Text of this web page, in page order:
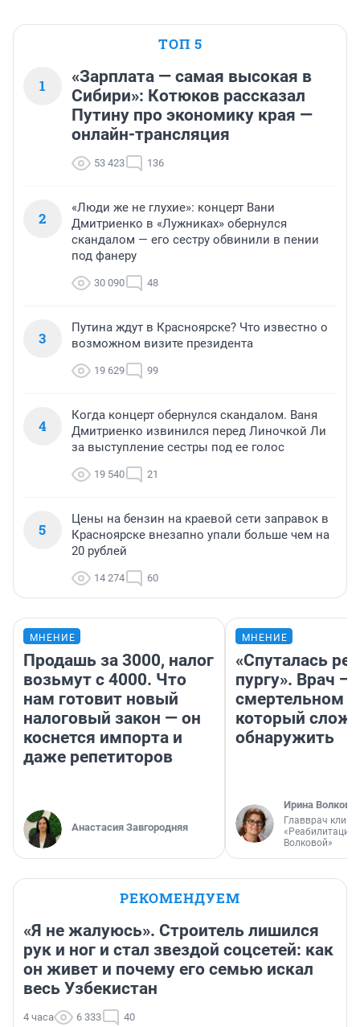
ТОП 5
1
«Зарплата — самая высокая в
Сибири»: Котюков рассказал
Путину про экономику края —
онлайн-трансляция
53 423 136
2
«Люди же не глухие»: концерт Вани
Дмитриенко в «Лужниках» обернулся
скандалом — его сестру обвинили в пении
под фанеру
30 090 48
3
Путина ждут в Красноярске? Что известно о
возможном визите президента
19 629 99
4
Когда концерт обернулся скандалом. Ваня
Дмитриенко извинился перед Линочкой Ли
за выступление сестры под ее голос
19 540 21
5
Цены на бензин на краевой сети заправок в
Красноярске внезапно упали больше чем на
20 рублей
14 274 60
МНЕНИЕ
Продашь за 3000, налог
возьмут с 4000. Что
нам готовит новый
налоговый закон — он
коснется импорта и
даже репетиторов
Анастасия Завгородняя
МНЕНИЕ
«Спуталась
пургу». Врач —
смертельном
который
обнаружить
Ирина Волкова
Главврач
«Реабилитация
Волковой»
РЕКОМЕНДУЕМ
«Я не жалуюсь». Строитель лишился
рук и ног и стал звездой соцсетей: как
он живет и почему его семью искал
весь Узбекистан
4 часа 6 333 40